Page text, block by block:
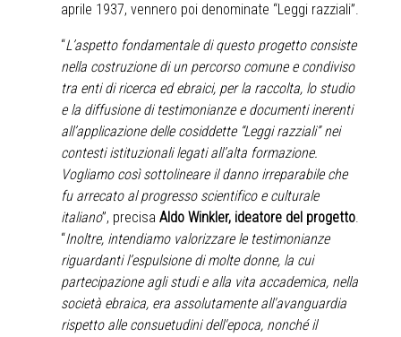
aprile 1937, vennero poi denominate “Leggi razziali”.
“L’aspetto fondamentale di questo progetto consiste
nella costruzione di un percorso comune e condiviso
tra enti di ricerca ed ebraici, per la raccolta, lo studio
e la diffusione di testimonianze e documenti inerenti
all’applicazione delle cosiddette “Leggi razziali” nei
contesti istituzionali legati all’alta formazione.
Vogliamo così sottolineare il danno irreparabile che
fu arrecato al progresso scientifico e culturale
italiano”, precisa Aldo Winkler, ideatore del progetto.
“Inoltre, intendiamo valorizzare le testimonianze
riguardanti l’espulsione di molte donne, la cui
partecipazione agli studi e alla vita accademica, nella
società ebraica, era assolutamente all'avanguardia
rispetto alle consuetudini dell'epoca, nonché il